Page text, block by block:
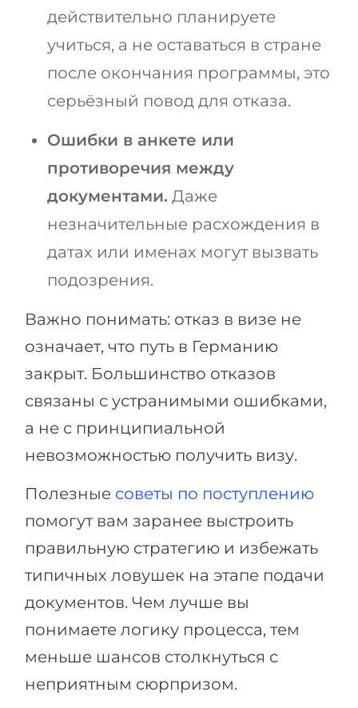
действительно планируете
учиться, а не оставаться в стране
после окончания программы, это
серьёзный повод для отказа.
Ошибки в анкете или
противоречия между
документами. Даже
незначительные расхождения в
датах или именах могут вызвать
подозрения.
Важно понимать: отказ в визе не
означает, что путь в Германию
закрыт. Большинство отказов
связаны с устранимыми ошибками,
а не с принципиальной
невозможностью получить визу.
Полезные советы по поступлению
помогут вам заранее выстроить
правильную стратегию и избежать
типичных ловушек на этапе подачи
документов. Чем лучше вы
понимаете логику процесса, тем
меньше шансов столкнуться с
неприятным сюрпризом.